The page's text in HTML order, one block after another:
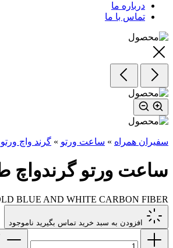
درباره ما
تماس با ما
سفیران همراه » ساعت ورتو » گرند واچ ورتو
ساعت ورتو گرندواچ
BLUE AND WHITE CARBON FIBER
افزودن به سبد خرید تماس بگیرید ناموجود